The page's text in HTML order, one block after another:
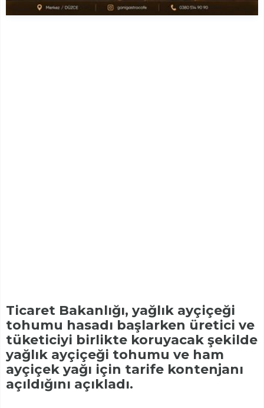
Ticaret Bakanlığı, yağlık ayçiçeği
tohumu hasadı başlarken üretici ve
tüketiciyi birlikte koruyacak şekilde
yağlık ayçiçeği tohumu ve ham
ayçiçek yağı için tarife kontenjanı
açıldığını açıkladı.